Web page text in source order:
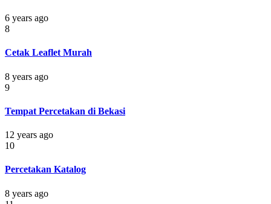
6 years ago
8
Cetak Leaflet Murah
8 years ago
9
Tempat Percetakan di Bekasi
12 years ago
10
Percetakan Katalog
8 years ago